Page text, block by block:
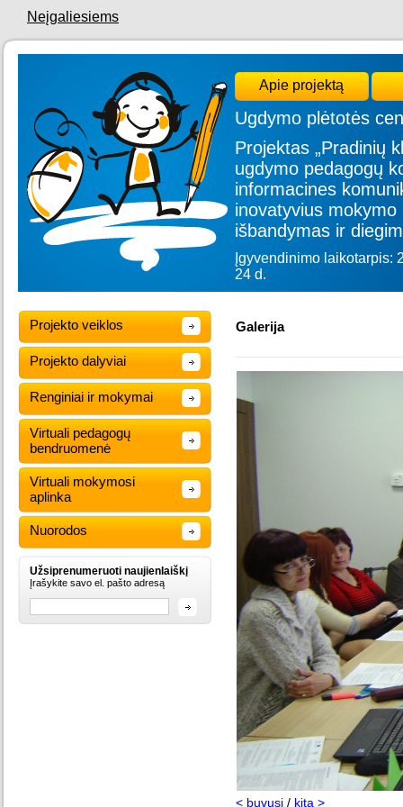
Neįgaliesiems
Apie projektą
Ugdymo plėtotės
Projektas „Pradinių
ugdymo pedagogų
informacines
inovatyvius
išbandymas ir
Įgyvendinimo laikotarpis:
24 d.
Projekto veiklos
Projekto dalyviai
Renginiai ir mokymai
Virtuali pedagogų
bendruomenė
Virtuali mokymosi
aplinka
Nuorodos
Užsiprenumeruoti naujienlaiškį
Įrašykite savo el. pašto adresą
Galerija
< buvusi / kita >